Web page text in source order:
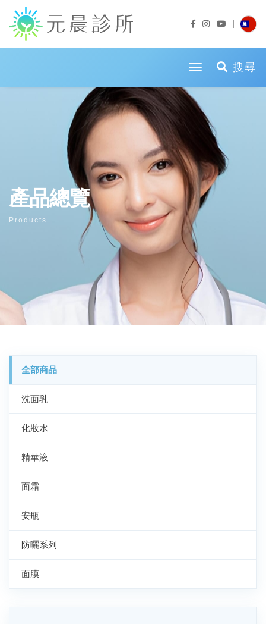
toggle 搜尋
產品總覽
Products
全部商品
洗面乳
化妝水
精華液
面霜
安瓶
防曬系列
面膜